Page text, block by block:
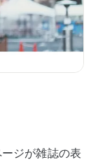
ジが雑誌の表